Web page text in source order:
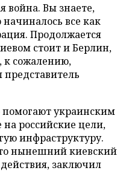
война. Вы знаете,
все как
Продолжается
стоит и Берлин,
к сожалению,
украинским
российские цели,
инфраструктуру.
нынешний киевский
заключил